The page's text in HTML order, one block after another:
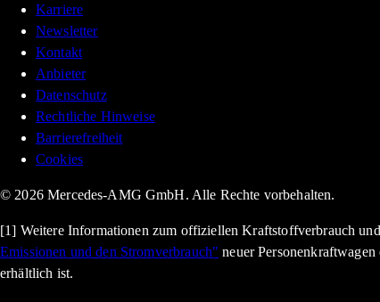
Karriere
Newsletter
Kontakt
Anbieter
Datenschutz
Rechtliche Hinweise
Barrierefreiheit
Cookies
© 2026 Mercedes-AMG GmbH. Alle Rechte vorbehalten.
[1] Weitere Informationen zum offiziellen Kraftstoffverbrauch
Emissionen und den Stromverbrauch" neuer
erhältlich ist.